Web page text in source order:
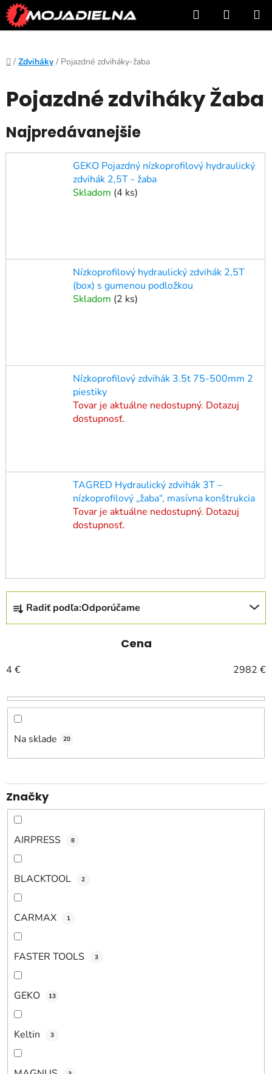
Prejsť
na
obsah
Hľadať
KOŠÍK
Domov
/ Zdviháky / Pojazdné zdviháky-žaba
Pojazdné zdviháky Žaba
Najpredávanejšie
GEKO Pojazdný nízkoprofilový hydraulický
zdvihák 2,5T - žaba
Skladom (4 ks)
Nízkoprofilový hydraulický zdvihák 2,5T
(box) s gumenou podložkou
Skladom (2 ks)
Nízkoprofilový zdvihák 3.5t 75-500mm 2
piestiky
Tovar je aktuálne nedostupný. Dotazuj
dostupnosť.
TAGRED Hydraulický zdvihák 3T –
nízkoprofilový „žaba“, masívna konštrukcia
Tovar je aktuálne nedostupný. Dotazuj
dostupnosť.
R
a
d
n
i
e
p
o
d
k
t
o
Radiť podľa:Odporúčame
Cena
4 € 2982 €
Na sklade 20
Značky
AIRPRESS 8
BLACKTOOL 2
CARMAX 1
FASTER TOOLS 3
GEKO 13
Keltin 3